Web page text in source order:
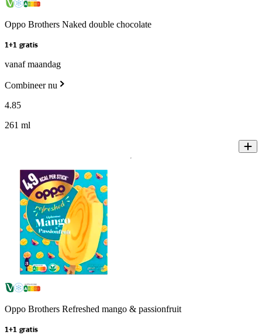
Oppo Brothers Naked double chocolate
1+1 gratis
vanaf maandag
Combineer nu
4.85
261 ml
Oppo Brothers Refreshed mango & passionfruit
1+1 gratis